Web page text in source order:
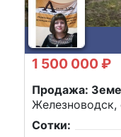
1 500 000 ₽
Продажа:
Железноводск,
Сотки: